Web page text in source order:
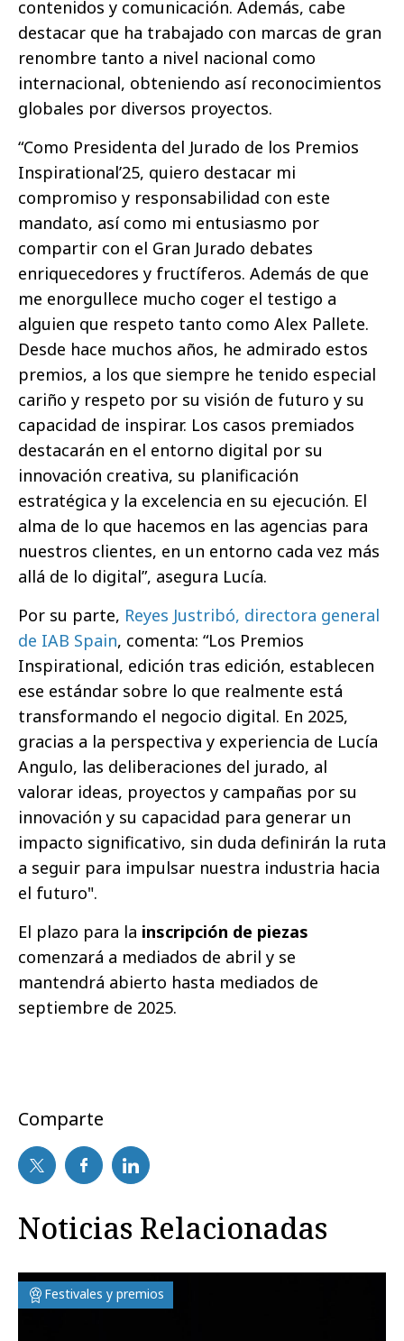
contenidos y comunicación. Además, cabe
destacar que ha trabajado con marcas de gran
renombre tanto a nivel nacional como
internacional, obteniendo así reconocimientos
globales por diversos proyectos.
“Como Presidenta del Jurado de los Premios
Inspirational’25, quiero destacar mi
compromiso y responsabilidad con este
mandato, así como mi entusiasmo por
compartir con el Gran Jurado debates
enriquecedores y fructíferos. Además de que
me enorgullece mucho coger el testigo a
alguien que respeto tanto como Alex Pallete.
Desde hace muchos años, he admirado estos
premios, a los que siempre he tenido especial
cariño y respeto por su visión de futuro y su
capacidad de inspirar. Los casos premiados
destacarán en el entorno digital por su
innovación creativa, su planificación
estratégica y la excelencia en su ejecución. El
alma de lo que hacemos en las agencias para
nuestros clientes, en un entorno cada vez más
allá de lo digital”, asegura Lucía.
Por su parte, Reyes Justribó, directora general
de IAB Spain, comenta: “Los Premios
Inspirational, edición tras edición, establecen
ese estándar sobre lo que realmente está
transformando el negocio digital. En 2025,
gracias a la perspectiva y experiencia de Lucía
Angulo, las deliberaciones del jurado, al
valorar ideas, proyectos y campañas por su
innovación y su capacidad para generar un
impacto significativo, sin duda definirán la ruta
a seguir para impulsar nuestra industria hacia
el futuro".
El plazo para la inscripción de piezas
comenzará a mediados de abril y se
mantendrá abierto hasta mediados de
septiembre de 2025.
Comparte
Noticias Relacionadas
Festivales y premios